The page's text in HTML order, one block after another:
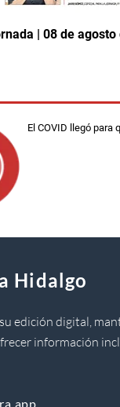
| 08 de agosto
El COVID llegó para
Hidalgo
edición digital,
información
app